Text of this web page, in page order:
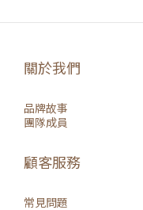
關於我們
品牌故事
團隊成員
顧客服務
常見問題